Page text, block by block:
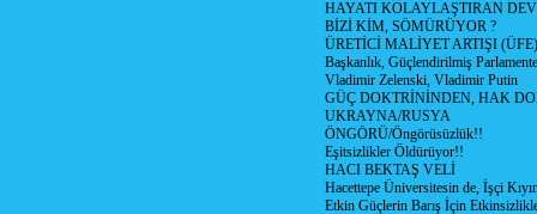
HAYATI KOLAYLAŞTIRAN
BİZİ KİM, SÖMÜRÜYOR ?
ÜRETİCİ MALİYET ARTIŞI (ÜFE)
Başkanlık, Güçlendirilmiş
Vladimir Zelenski, Vladimir Putin
GÜÇ DOKTRİNİNDEN, HAK
UKRAYNA/RUSYA
ÖNGÖRÜ/Öngörüsüzlük!!
Eşitsizlikler Öldürüyor!!
HACI BEKTAŞ VELİ
Hacettepe Üniversitesin de, İşçi
Etkin Güçlerin Barış İçin